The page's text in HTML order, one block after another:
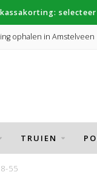
ophalen in Amstelveen
TRUIEN
55